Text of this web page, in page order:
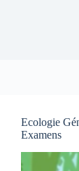
Ecologie
Examens